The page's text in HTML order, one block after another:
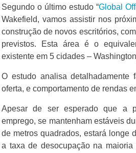
Segundo o último estudo “Global
Wakefield, vamos assistir nos
construção de novos escritórios,
previstos. Esta área é o
existente em 5 cidades –
O estudo analisa detalhadamente
oferta, e comportamento de rendas
Apesar de ser esperado que a
emprego, se mantenham estáveis
de metros quadrados, estará longe
a taxa de desocupação na